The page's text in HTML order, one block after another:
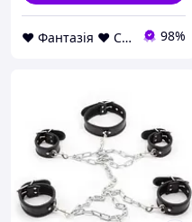
❤ Фантазія ❤ Секс шоп інтернет магазин товарів для дорослих ❤ Анонімно 98%